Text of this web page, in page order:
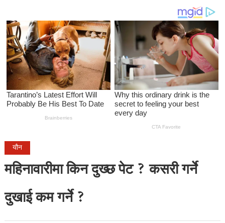
यौन
महिनावारीमा किन दुख्छ पेट ? कसरी गर्ने
दुखाई कम गर्ने ?